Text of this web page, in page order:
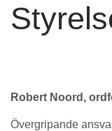
Robert Noord,
Övergripande